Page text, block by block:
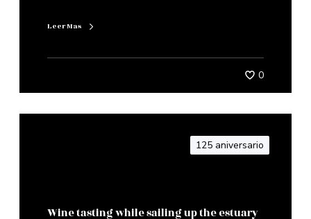
Leer Mas
0
125 aniversario
Wine tasting while sailing up the estuary